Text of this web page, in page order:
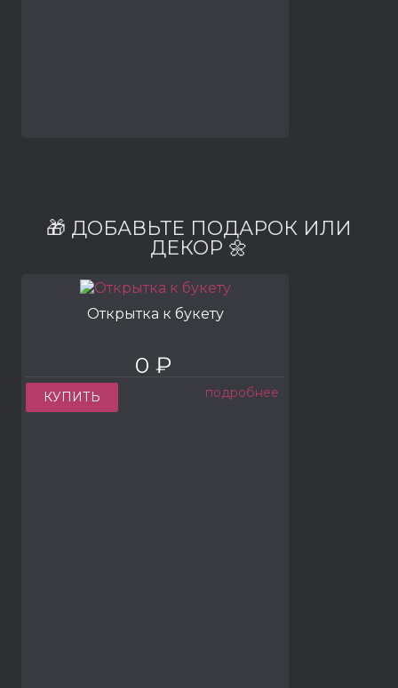
🎁 ДОБАВЬТЕ ПОДАРОК ИЛИ
ДЕКОР 🌼
Открытка к букету
0 ₽
КУПИТЬ подробнее